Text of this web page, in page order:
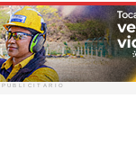
PUBLICITARIO